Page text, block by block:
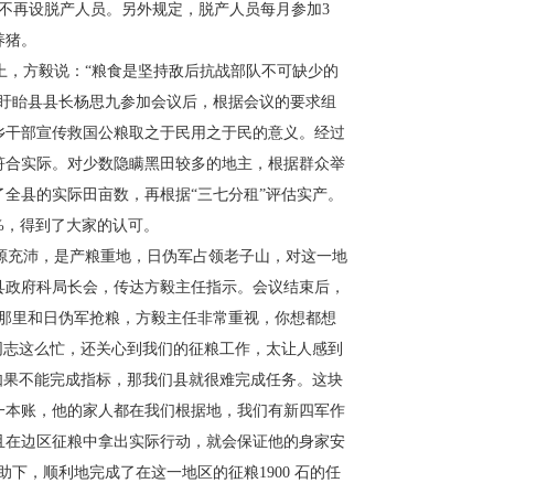
再设脱产人员。另外规定，脱产人员每月参加3
。
，方毅说：“粮食是坚持敌后抗战部 队不可缺少的
眙县县长杨思九参加会议后，根据会议的要求组
干部宣传救国公粮取之于民用之于民的意义。经过
合实际。对少数隐瞒黑田较多的地主，根据群众举
全县的实际田亩数，再根据“三七分租”评估实产。
得到了大家的认可。
充沛，是产粮重地，日伪军占领老子山，对这一地
府科局长会，传达方毅主任指示。会议结束后，
里和日 伪军抢粮，方毅主任非常重视，你想都想
志这么忙，还关心到我们的征粮工作，太让人感到
不能完成指标，那我们县就很难完成任务。这块
账，他的家人都在我们根据地，我们有新四军作
在边区征粮中拿出实际行动，就会保证他的身家安
下，顺利地完成了在这一地区的征粮1900 石的任